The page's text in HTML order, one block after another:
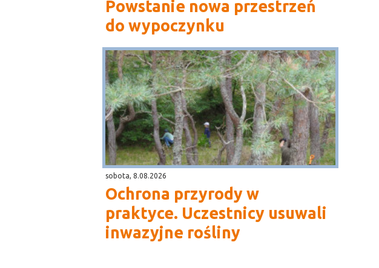
Powstanie nowa przestrzeń
do wypoczynku
sobota, 8.08.2026
Ochrona przyrody w
praktyce. Uczestnicy usuwali
inwazyjne rośliny